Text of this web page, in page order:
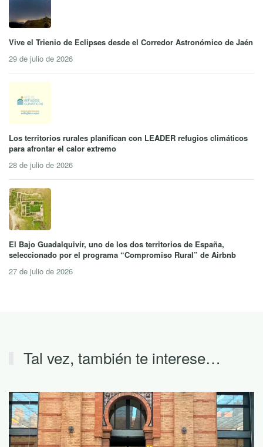
Vive el Trienio de Eclipses desde el Corredor Astronómico de Jaén
29 de julio de 2026
Los territorios rurales planifican con LEADER refugios climáticos
para afrontar el calor extremo
28 de julio de 2026
El Bajo Guadalquivir, uno de los dos territorios de España,
seleccionado por el programa “Compromiso Rural” de Airbnb
27 de julio de 2026
Tal vez, también te interese…